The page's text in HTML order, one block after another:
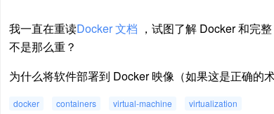
我一直在重读Docker 文档 ，试图了解 Docker 和完
不是那么重？
为什么将软件部署到 Docker 映像（如果这是正确的
docker containers virtual-machine virtualization